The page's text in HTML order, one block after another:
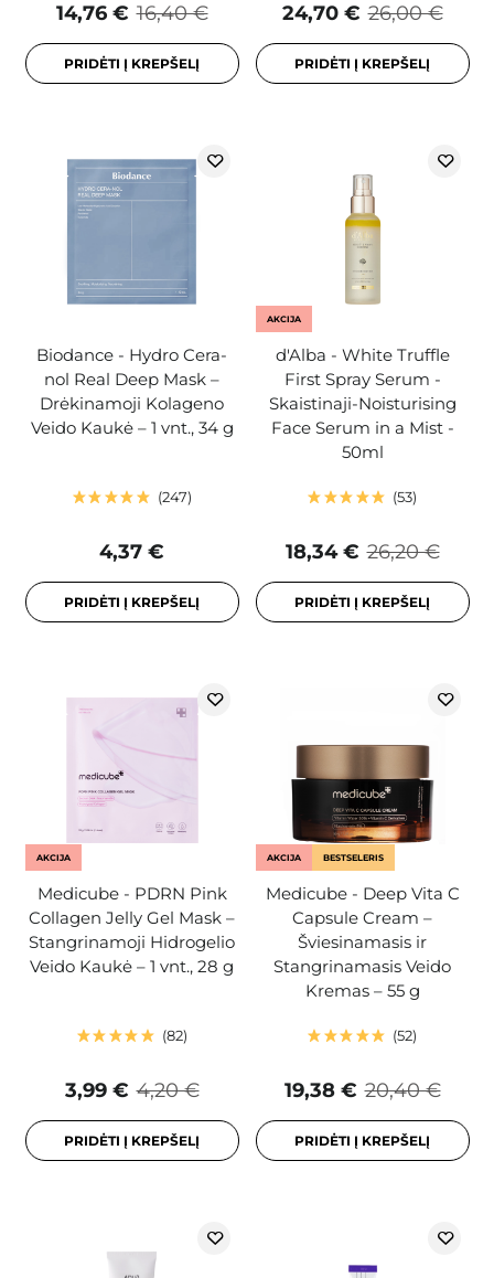
16,40 €
14,76 €
PRIDĖTI Į KREPŠELĮ
26,00 €
24,70 €
PRIDĖTI Į KREPŠELĮ
Biodance - Hydro Cera-
nol Real Deep Mask –
Drėkinamoji Kolageno
Veido Kaukė – 1 vnt., 34 g
247
4,37 €
PRIDĖTI Į KREPŠELĮ
AKCIJA
d'Alba - White Truffle
First Spray Serum -
Skaistinaji-Noisturising
Face Serum in a Mist -
50ml
53
26,20 €
18,34 €
PRIDĖTI Į KREPŠELĮ
AKCIJA
Medicube - PDRN Pink
Collagen Jelly Gel Mask –
Stangrinamoji Hidrogelio
Veido Kaukė – 1 vnt., 28 g
82
4,20 €
3,99 €
PRIDĖTI Į KREPŠELĮ
AKCIJA BESTSELERIS
Medicube - Deep Vita C
Capsule Cream –
Šviesinamasis ir
Stangrinamasis Veido
Kremas – 55 g
52
20,40 €
19,38 €
PRIDĖTI Į KREPŠELĮ